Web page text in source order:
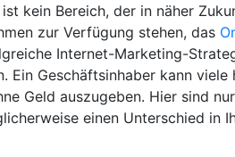
ist kein Bereich, der in näher
zur Verfügung stehen, das
Internet-Marketing-
Ein Geschäftsinhaber kann
Geld auszugeben. Hier sind
einen Unterschied in